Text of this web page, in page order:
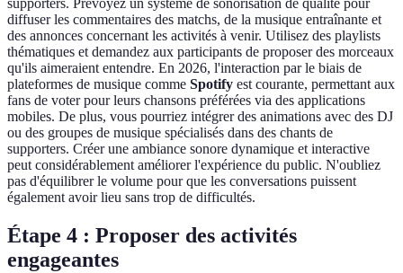
supporters. Prévoyez un système de sonorisation de qualité pour
diffuser les commentaires des matchs, de la musique entraînante et
des annonces concernant les activités à venir. Utilisez des playlists
thématiques et demandez aux participants de proposer des morceaux
qu'ils aimeraient entendre. En 2026, l'interaction par le biais de
plateformes de musique comme Spotify est courante, permettant aux
fans de voter pour leurs chansons préférées via des applications
mobiles. De plus, vous pourriez intégrer des animations avec des DJ
ou des groupes de musique spécialisés dans des chants de
supporters. Créer une ambiance sonore dynamique et interactive
peut considérablement améliorer l'expérience du public. N'oubliez
pas d'équilibrer le volume pour que les conversations puissent
également avoir lieu sans trop de difficultés.
Étape 4 : Proposer des activités
engageantes